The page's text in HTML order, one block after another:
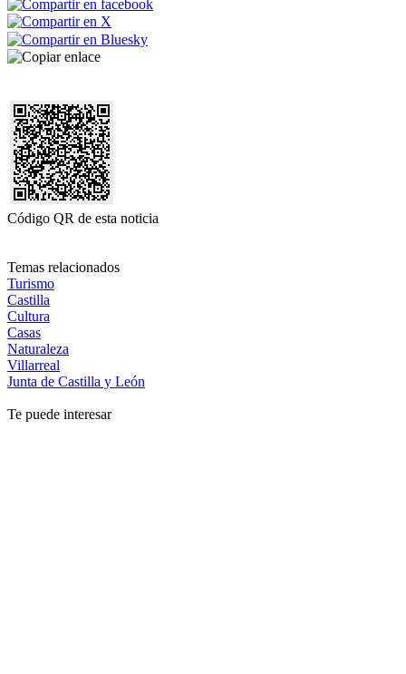
Código QR de esta noticia
Temas relacionados
Turismo
Castilla
Cultura
Casas
Naturaleza
Villarreal
Junta de Castilla y León
Te puede interesar